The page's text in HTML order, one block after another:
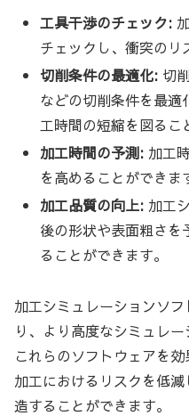
工具干渉のチェック:
チェックし、衝突のリ
切削条件の最適化: 切
などの切削条件を最適
工時間の短縮を図るこ
加工時間の予測: 加工
を高めることができま
加工品質の向上: 加工
後の形状や表面粗さを
ることができます。
加工シミュレーションソ
り、より高度なシミュレ
これらのソフトウェアを
加工におけるリスクを低
造することができます。